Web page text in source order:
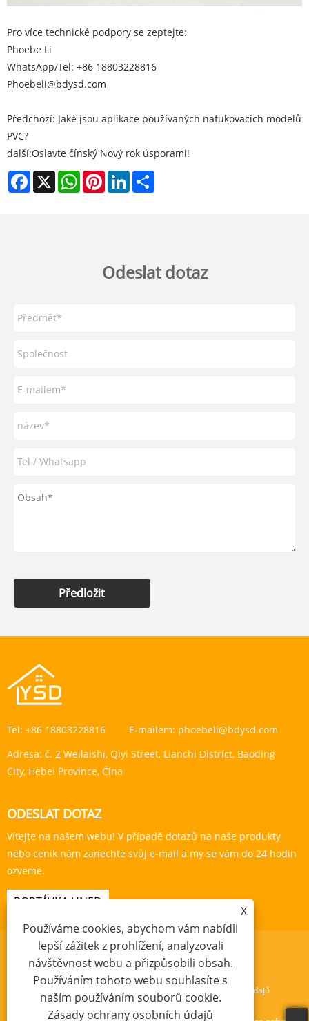
Pro více technické podpory se zeptejte:
Phoebe Li
WhatsApp/Tel: +86 18803228816
Phoebeli@bdysd.com
Předchozí: ‌ Jaké jsou aplikace používaných nafukovacích modelů
PVC?
další:Oslavte čínský Nový rok úsporami!
Facebook
X WhatsAppPinterestLinkedIn
Odeslat dotaz
Předložit
Tel: +86 18803228816 E-mailem: phoebeli@bdysd.com
Adresa: č. 2 Weilaishi, Qiyi Street, Lianchi District, Baoding
City, Hebei Province, Čína
ODESLAT DOTAZ
Vítejte na našem webu! V případě dotazů na naše produkty
nebo ceník nám zanechte svůj e-mail a my se vám do 24 hodin
ozveme.
POPTÁVKA HNED
Links Sitemap RSS Zásady ochrany osobních údajů
X
Používáme cookies, abychom vám nabídli
lepší zážitek z prohlížení, analyzovali
návštěvnost webu a přizpůsobili obsah.
Používáním tohoto webu souhlasíte s
naším používáním souborů cookie.
Zásady ochrany osobních údajů